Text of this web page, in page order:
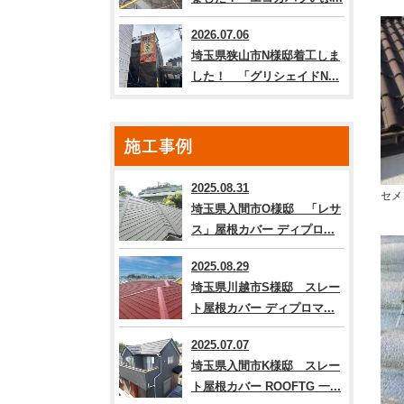
セ
2026.07.06
埼玉県狭山市N様邸着工しま
した！ 「グリシェイドN...
施工事例
2025.08.31
埼玉県入間市O様邸 「レサ
ス」屋根カバー ディプロ...
2025.08.29
埼玉県川越市S様邸 スレー
ト屋根カバー ディプロマ...
2025.07.07
埼玉県入間市K様邸 スレー
ト屋根カバー ROOFTG 一...